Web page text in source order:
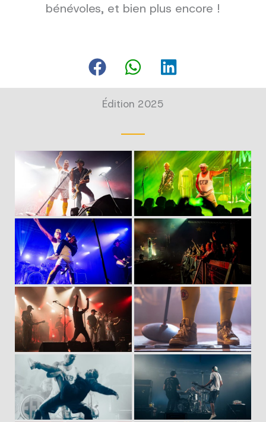
bénévoles, et bien plus encore !
Édition 2025